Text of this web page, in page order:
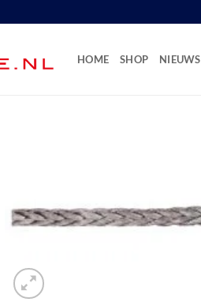
HOME SHOP NIEUWS